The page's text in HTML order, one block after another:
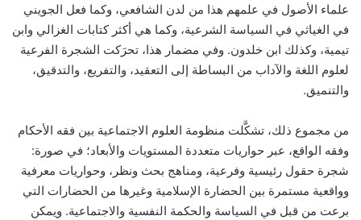
علماء الأصول في علمهم هذا من لدن الشافعي، وكما فعل الجويني
في الغياثي في السياسة الشرعية، وكما هي أكثر كتابات الغزالي وابن
تيمية، وكذلك ابن خلدون. وفي مضمار هذا، تحرَكت الشجرة الفرعية
لعلوم اللغة والآداب من البساطة إلى التعقيد، والتفريع، والتدقيق،
والتنميق.
من مجموع ذلك، تشكَّلت منظومة العلوم الاجتماعية بين فقه الأحكام
وفقه الواقع، عبر حواريات متعددة المستويات والأبعاد؛ في صورة:
شجرة حقول رئيسية وفرعية، ومناهج بحث ونظر، وحواريات معرفية
وواقعية مستمرة بين الحضارة الإسلامية وغيرها من الحضارات التي
برعت من قبل في السياسة والحكمة النفسية والاجتماعية. ويمكن